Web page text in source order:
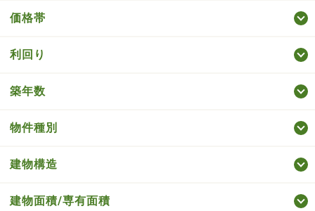
価格帯
利回り
築年数
物件種別
建物構造
建物面積/専有面積